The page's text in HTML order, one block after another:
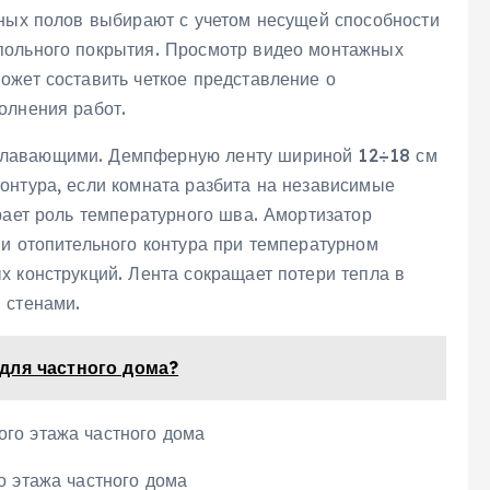
полов выбирают с учетом несущей способности
покрытия. Просмотр видео монтажных
составить четкое представление о
работ.
Демпферную ленту шириной 12÷18 см
если комната разбита на независимые
роль температурного шва. Амортизатор
отопительного контура при температурном
Лента сокращает потери тепла в
частного дома?
этажа частного дома